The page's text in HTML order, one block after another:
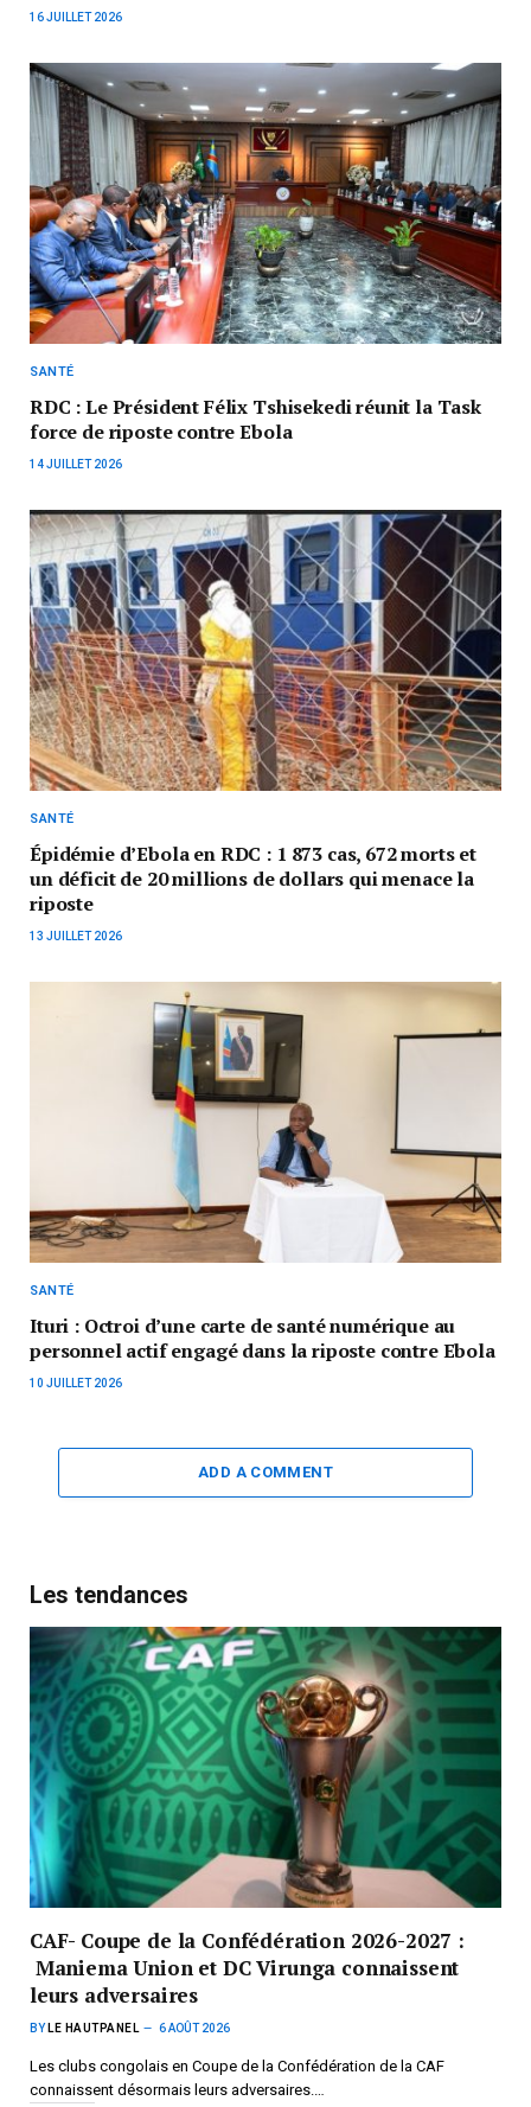
16 JUILLET 2026
SANTÉ
RDC : Le Président Félix Tshisekedi réunit la Task
force de riposte contre Ebola
14 JUILLET 2026
SANTÉ
Épidémie d’Ebola en RDC : 1 873 cas, 672 morts et
un déficit de 20 millions de dollars qui menace la
riposte
13 JUILLET 2026
SANTÉ
Ituri : Octroi d’une carte de santé numérique au
personnel actif engagé dans la riposte contre Ebola
10 JUILLET 2026
ADD A COMMENT
Les tendances
CAF- Coupe de la Confédération 2026-2027 :
Maniema Union et DC Virunga connaissent
leurs adversaires
BY LE HAUTPANEL 6 AOÛT 2026
Les clubs congolais en Coupe de la Confédération de la CAF
connaissent désormais leurs adversaires.…